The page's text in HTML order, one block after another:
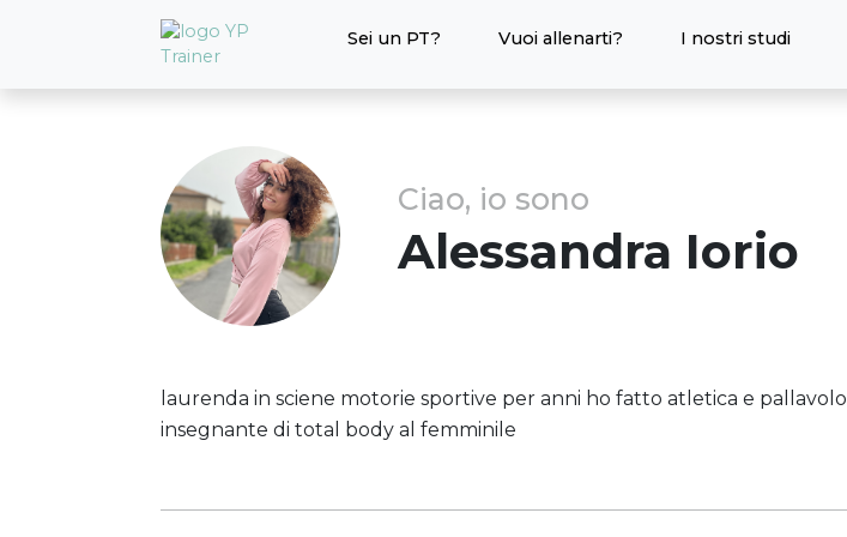
Sei un PT? Vuoi allenarti? I nostri studi
Ciao, io sono
Alessandra Iorio
laurenda in sciene motorie sportive per anni ho fatto atletica e pallavolo
insegnante di total body al femminile